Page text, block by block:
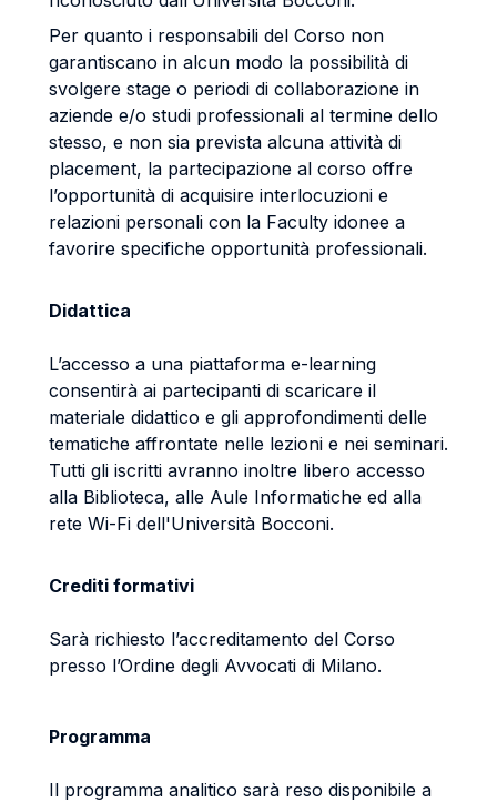
Per quanto i responsabili del Corso non
garantiscano in alcun modo la possibilità di
svolgere stage o periodi di collaborazione in
aziende e/o studi professionali al termine dello
stesso, e non sia prevista alcuna attività di
placement, la partecipazione al corso offre
l’opportunità di acquisire interlocuzioni e
relazioni personali con la Faculty idonee a
favorire specifiche opportunità professionali.
Didattica
L’accesso a una piattaforma e-learning
consentirà ai partecipanti di scaricare il
materiale didattico e gli approfondimenti delle
tematiche affrontate nelle lezioni e nei seminari.
Tutti gli iscritti avranno inoltre libero accesso
alla Biblioteca, alle Aule Informatiche ed alla
rete Wi-Fi dell'Università Bocconi.
Crediti formativi
Sarà richiesto l’accreditamento del Corso
presso l’Ordine degli Avvocati di Milano.
Programma
Il programma analitico sarà reso disponibile a